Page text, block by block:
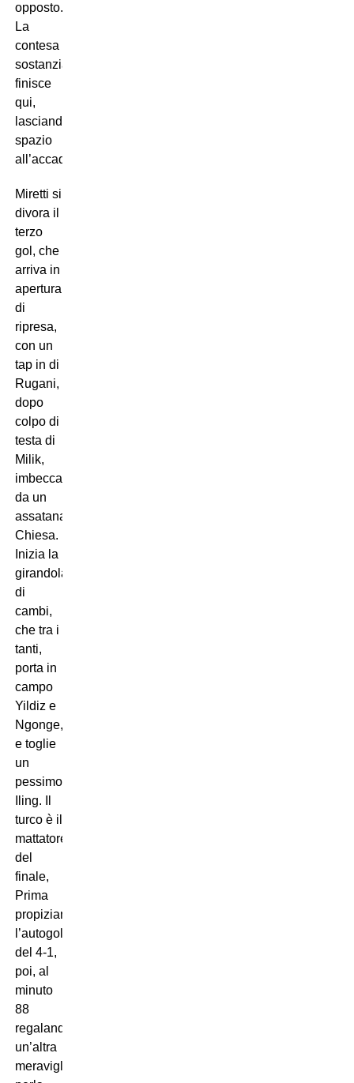
opposto.
La
contesa
sostanzialmente
finisce
qui,
lasciando
spazio
all’accademia.
Miretti si
divora il
terzo
gol, che
arriva in
apertura
di
ripresa,
con un
tap in di
Rugani,
dopo
colpo di
testa di
Milik,
imbeccato
da un
assatanato
Chiesa.
Inizia la
girandola
di
cambi,
che tra i
tanti,
porta in
campo
Yildiz e
Ngonge,
e toglie
un
pessimo
Iling. Il
turco è il
mattatore
del
finale,
Prima
propiziando
l’autogol
del 4-1,
poi, al
minuto
88
regalando
un’altra
meravigliosa